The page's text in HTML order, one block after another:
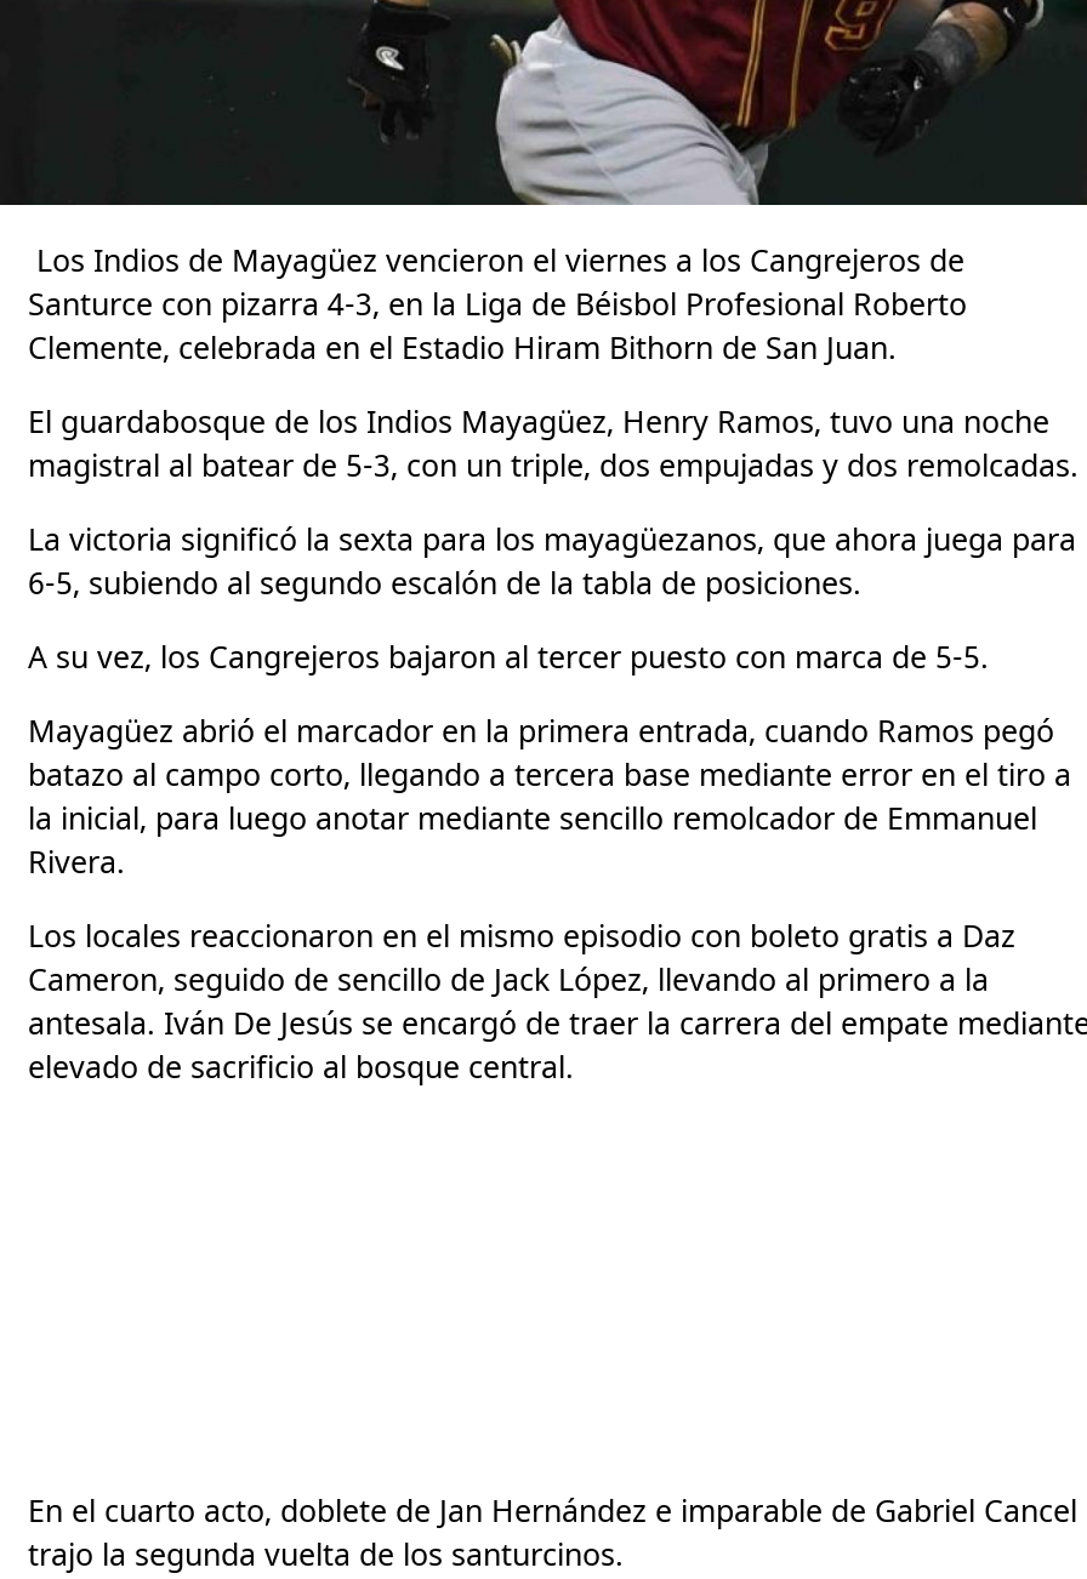
Los Indios de Mayagüez vencieron el viernes a los Cangrejeros de
Santurce con pizarra 4-3, en la Liga de Béisbol Profesional Roberto
Clemente, celebrada en el Estadio Hiram Bithorn de San Juan.
El guardabosque de los Indios Mayagüez, Henry Ramos, tuvo una noche
magistral al batear de 5-3, con un triple, dos empujadas y dos remolcadas.
La victoria significó la sexta para los mayagüezanos, que ahora juega para
6-5, subiendo al segundo escalón de la tabla de posiciones.
A su vez, los Cangrejeros bajaron al tercer puesto con marca de 5-5.
Mayagüez abrió el marcador en la primera entrada, cuando Ramos pegó
batazo al campo corto, llegando a tercera base mediante error en el tiro a
la inicial, para luego anotar mediante sencillo remolcador de Emmanuel
Rivera.
Los locales reaccionaron en el mismo episodio con boleto gratis a Daz
Cameron, seguido de sencillo de Jack López, llevando al primero a la
antesala. Iván De Jesús se encargó de traer la carrera del empate
elevado de sacrificio al bosque central.
En el cuarto acto, doblete de Jan Hernández e imparable de Gabriel Cancel
trajo la segunda vuelta de los santurcinos.